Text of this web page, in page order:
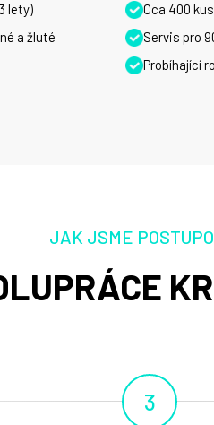
lety)
a žluté
Cca 400
Servis pro
Probíhající
JAK JSME
3